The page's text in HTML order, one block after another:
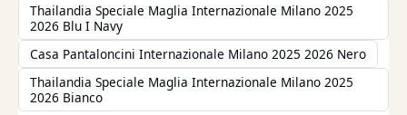
Thailandia Speciale Maglia Internazionale Milano 2025
2026 Blu I Navy
Casa Pantaloncini Internazionale Milano 2025 2026 Nero
Thailandia Speciale Maglia Internazionale Milano 2025
2026 Bianco